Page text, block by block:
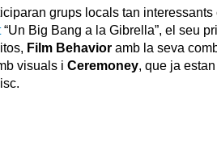
grups locals tan
“Un Big Bang a la Gibrella”, el seu
Film Behavior amb la seva
visuals i Ceremoney, que ja